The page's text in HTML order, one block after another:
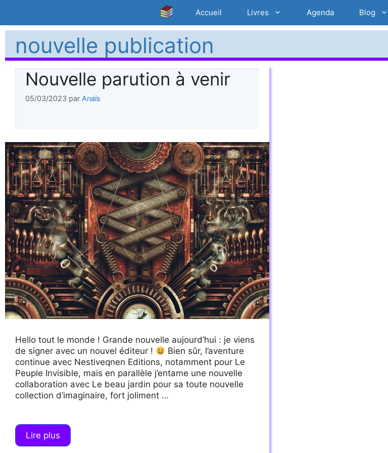
contenu
Accueil Livres Agenda Blog
nouvelle publication
Nouvelle parution à venir
05/03/2023 par Anaïs
Hello tout le monde ! Grande nouvelle aujourd’hui : je viens
de signer avec un nouvel éditeur !
Bien sûr, l’aventure
continue avec Nestiveqnen Editions, notamment pour Le
Peuple Invisible, mais en parallèle j’entame une nouvelle
collaboration avec Le beau jardin pour sa toute nouvelle
collection d’imaginaire, fort joliment …
Lire plus